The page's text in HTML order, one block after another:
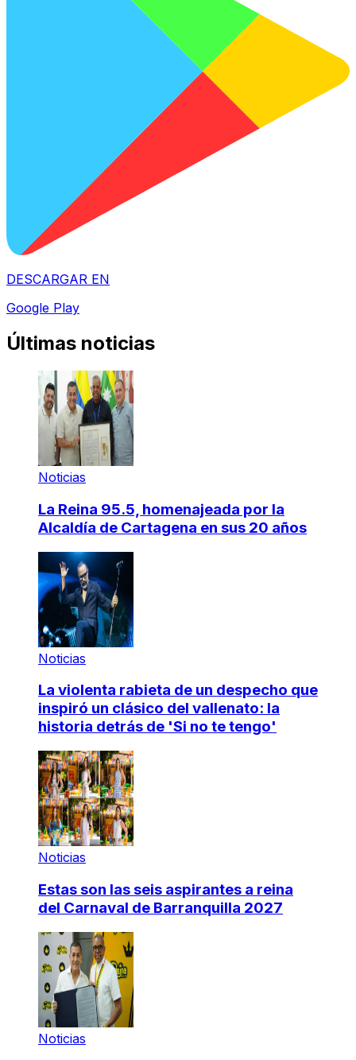
DESCARGAR EN
Google Play
Últimas noticias
Noticias
La Reina 95.5, homenajeada por la
Alcaldía de Cartagena en sus 20 años
Noticias
La violenta rabieta de un despecho que
inspiró un clásico del vallenato: la
historia detrás de 'Si no te tengo'
Noticias
Estas son las seis aspirantes a reina
del Carnaval de Barranquilla 2027
Noticias